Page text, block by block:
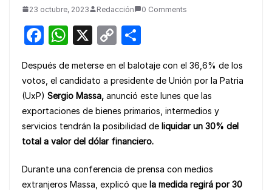
23 octubre, 2023 Redacción 0 Comments
F
c
e
b
o
o
k
W
at
s
A
p
p
X
C
p
y
Li
n
k
ar
e
Después de meterse en el balotaje con el 36,6% de los
votos, el candidato a presidente de Unión por la Patria
(UxP) Sergio Massa, anunció este lunes que las
exportaciones de bienes primarios, intermedios y
servicios tendrán la posibilidad de liquidar un 30% del
total a valor del dólar financiero.
Durante una conferencia de prensa con medios
extranjeros Massa, explicó que la medida regirá por 30